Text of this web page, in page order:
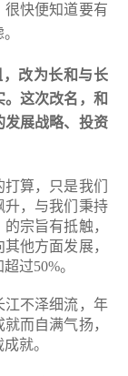
很快便知道要有
，改为长和与长
这次改名，和
发展战略、投资
算，只是我们
升，与我们秉持
宗旨有抵触，
他方面发展，
过50%。
江不泽细流，年
而自满气扬，
就。